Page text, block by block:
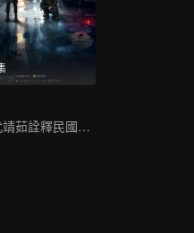
白宇尤靖茹詮釋民國偵探範